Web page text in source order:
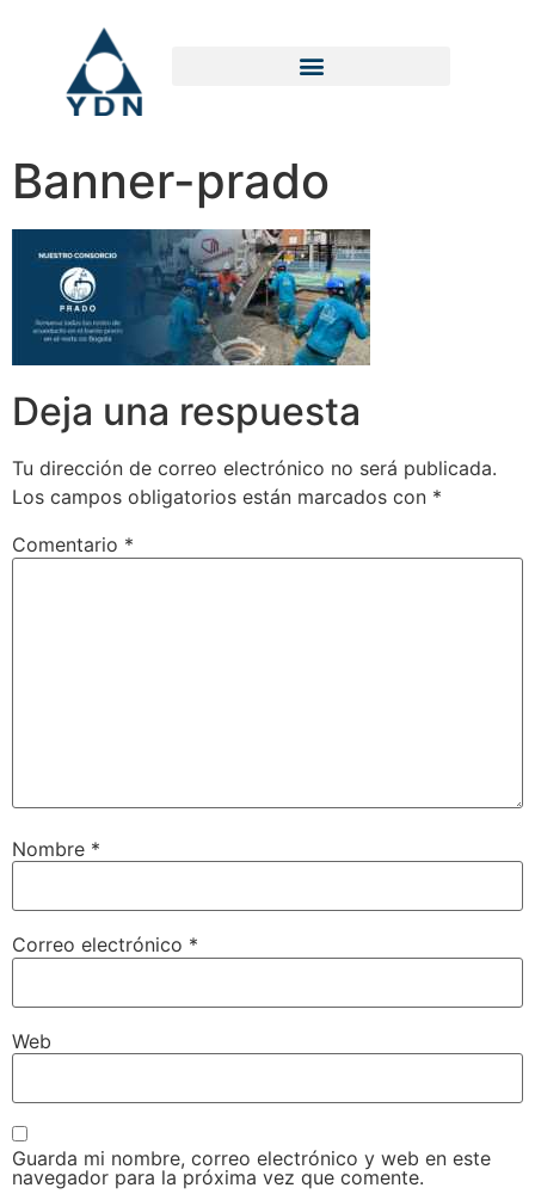
Banner-prado
Deja una respuesta
Tu dirección de correo electrónico no será publicada.
Los campos obligatorios están marcados con *
Comentario *
Nombre *
Correo electrónico *
Web
Guarda mi nombre, correo electrónico y web en este
navegador para la próxima vez que comente.